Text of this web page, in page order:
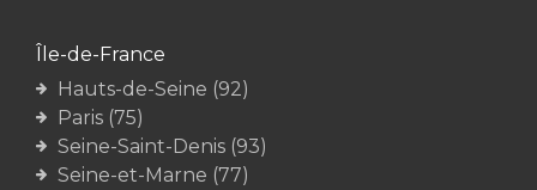
Île-de-France
Hauts-de-Seine (92)
Paris (75)
Seine-Saint-Denis (93)
Seine-et-Marne (77)